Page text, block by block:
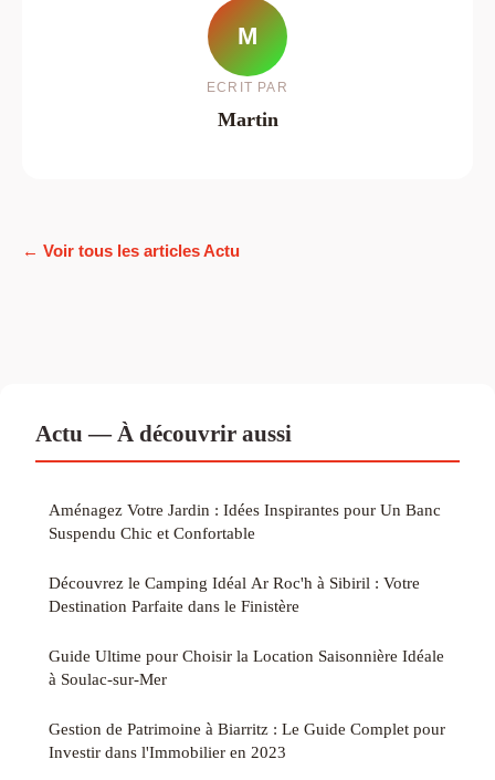
M
ECRIT PAR
Martin
← Voir tous les articles Actu
Actu — À découvrir aussi
Aménagez Votre Jardin : Idées Inspirantes pour Un Banc
Suspendu Chic et Confortable
Découvrez le Camping Idéal Ar Roc'h à Sibiril : Votre
Destination Parfaite dans le Finistère
Guide Ultime pour Choisir la Location Saisonnière Idéale
à Soulac-sur-Mer
Gestion de Patrimoine à Biarritz : Le Guide Complet pour
Investir dans l'Immobilier en 2023